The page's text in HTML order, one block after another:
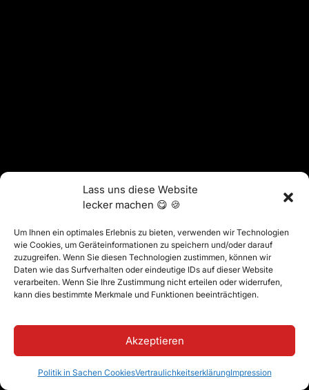
Lass uns diese Website
lecker machen 😋 🍪
Um Ihnen ein optimales Erlebnis zu bieten, verwenden wir Technologien
wie Cookies, um Geräteinformationen zu speichern und/oder darauf
zuzugreifen. Wenn Sie diesen Technologien zustimmen, können wir
Daten wie das Surfverhalten oder eindeutige IDs auf dieser Website
verarbeiten. Wenn Sie Ihre Zustimmung nicht erteilen oder widerrufen,
kann dies bestimmte Merkmale und Funktionen beeinträchtigen.
Akzeptieren
Politik in Sachen CookiesVertraulichkeitserklärungImpression